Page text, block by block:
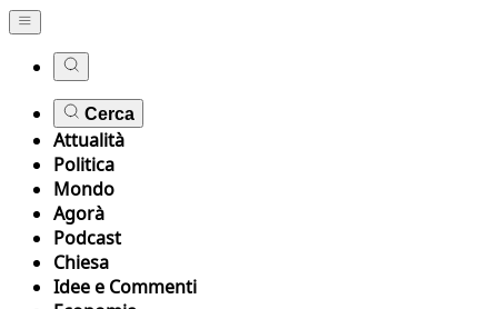
Cerca
Attualità
Politica
Mondo
Agorà
Podcast
Chiesa
Idee e Commenti